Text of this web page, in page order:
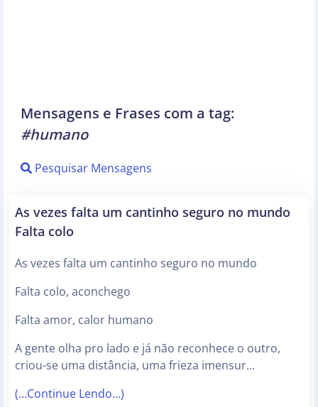
Mensagens e Frases com a tag:
#humano
Pesquisar Mensagens
As vezes falta um cantinho seguro no mundo
Falta colo
As vezes falta um cantinho seguro no mundo
Falta colo, aconchego
Falta amor, calor humano
A gente olha pro lado e já não reconhece o outro,
criou-se uma distância, uma frieza imensur…
(…Continue Lendo…)